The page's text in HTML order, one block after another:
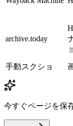
archive.today
手動スクショ
今すぐページを保